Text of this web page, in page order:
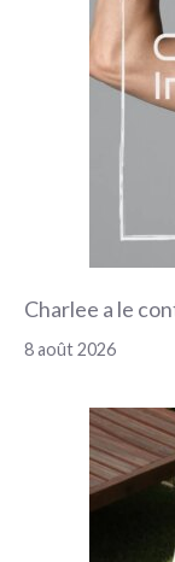
Charlee a le
8 août 2026